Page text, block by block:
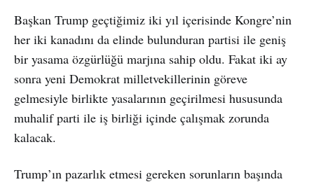
Başkan Trump geçtiğimiz iki yıl içerisinde Kongre’nin
her iki kanadını da elinde bulunduran partisi ile geniş
bir yasama özgürlüğü marjına sahip oldu. Fakat iki ay
sonra yeni Demokrat milletvekillerinin göreve
gelmesiyle birlikte yasalarının geçirilmesi hususunda
muhalif parti ile iş birliği içinde çalışmak zorunda
kalacak.
Trump’ın pazarlık etmesi gereken sorunların başında